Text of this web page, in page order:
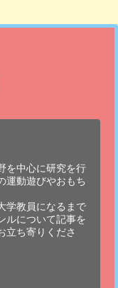
を中心に研究を行
運動遊びやおもち
学教員になるまで
ルについて記事を
立ち寄りくださ